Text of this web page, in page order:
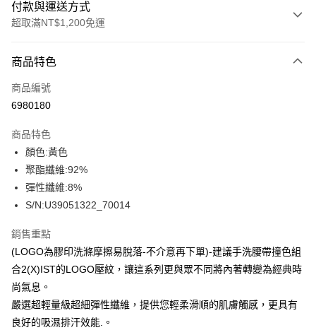
付款與運送方式
超取滿NT$1,200免運
信用卡一次付款
信用卡分期付款
合作金庫商業銀行
華南商業銀行
上海商業儲蓄銀行
國泰世華商業銀行
臺灣中小企業銀行
聯邦商業銀行
元大商業銀行
永豐商業銀行
星展（台灣）商業銀行
台新國際商業銀行
中國信託商業銀行
台灣樂天信用卡公司
超商取貨付款
LINE Pay
悠遊付
全盈+PAY
AFTEE先享後付
相關說明
商品特色
商品編號
6980180
商品特色
顏色:黃色
聚酯纖維:92%
彈性纖維:8%
S/N:U39051322_70014
銷售重點
(LOGO為膠印洗滌摩擦易脫落-不介意再下單)-建議手洗腰帶撞色組
合2(X)IST的LOGO壓紋，讓這系列更與眾不同將內著轉變為經典時
尚氣息。
嚴選超輕量級超細彈性纖維，提供您輕柔滑順的肌膚觸感，更具有
良好的吸濕排汗效能.。